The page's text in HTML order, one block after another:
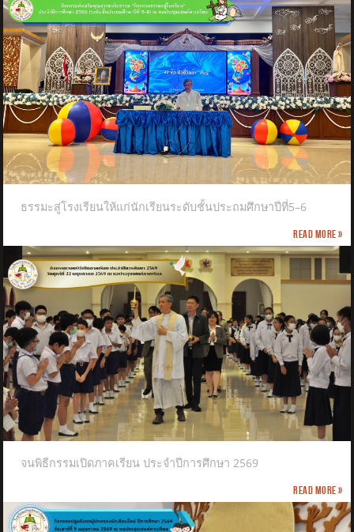
ธรรมะสู่โรงเรียนให้แก่นักเรียนระดับชั้นประถมศึกษาปีที่5–6
Read more »
จนพิธีกรรมเปิดภาคเรียน ประจำปีการศึกษา 2569
Read more »